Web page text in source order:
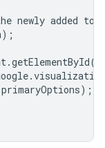
newly added